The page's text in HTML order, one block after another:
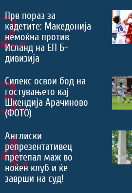
2.
Прв пораз за
кадетите: Македонија
немоќна против
Исланд на ЕП Б-
дивизија
3.
Силекс освои бод на
гостувањето кај
Шкендија Арачиново
(ФОТО)
4.
Англиски
репрезентативец
претепал маж во
ноќен клуб и ќе
заврши на суд!